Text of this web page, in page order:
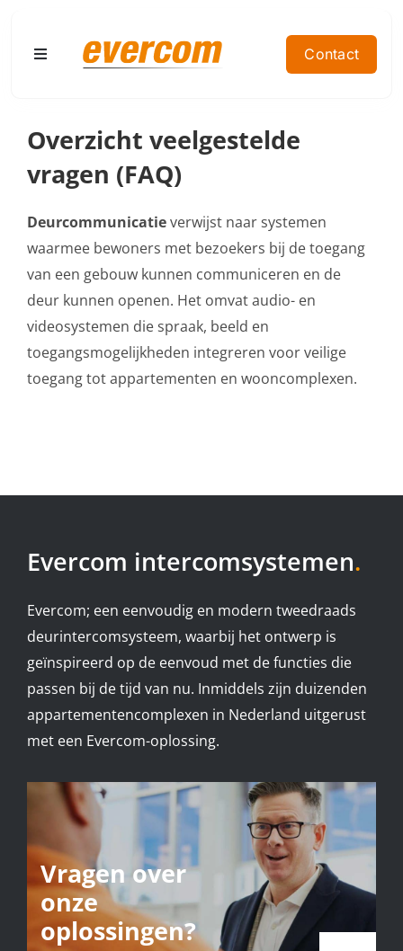
inhoud
Contact
Toggle
Producten
Doelgroep
Contact
Referenties
Offerte aanvragen
Overzicht veelgestelde
vragen (FAQ)
Deurcommunicatieverwijst naar systemen
waarmee bewoners met bezoekers bij de toegang
van een gebouw kunnen communiceren en de
deur kunnen openen. Het omvat audio- en
videosystemen die spraak, beeld en
toegangsmogelijkheden integreren voor veilige
toegang tot appartementen en wooncomplexen.
Evercom intercomsystemen.
Evercom; een eenvoudig en modern tweedraads
deurintercomsysteem, waarbij het ontwerp is
geïnspireerd op de eenvoud met de functies die
passen bij de tijd van nu. Inmiddels zijn duizenden
appartementencomplexen in Nederland uitgerust
met een Evercom-oplossing.
Vragen over
onze
oplossingen?